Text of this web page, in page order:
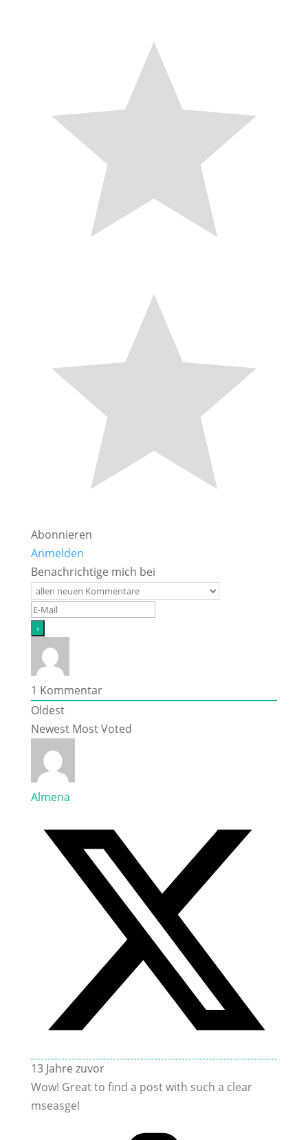
Abonnieren
Anmelden
Benachrichtige mich bei
1 Kommentar
Oldest
Newest Most Voted
Almena
13 Jahre zuvor
Wow! Great to find a post with such a clear
mseasge!